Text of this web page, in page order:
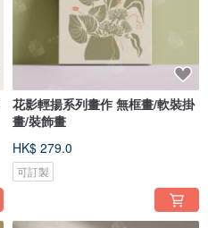
花影輕揚系列畫作 無框畫/軟裝掛
畫/裝飾畫
HK$ 279.0
可訂製